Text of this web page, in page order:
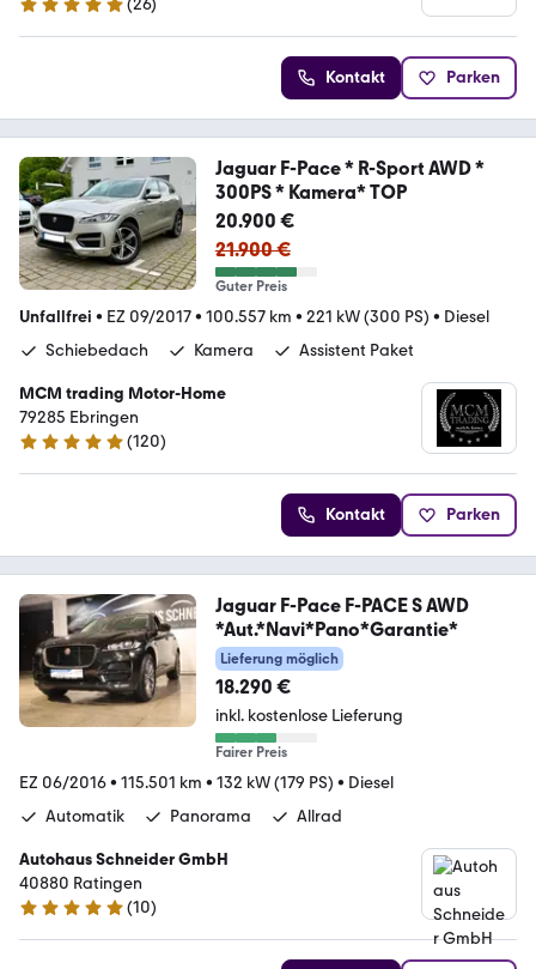
5 Sterne (26)
Kontakt Parken
Jaguar F-Pace * R-Sport AWD *
300PS * Kamera* TOP
20.900 €
21.900 €
Guter Preis
Unfallfrei • EZ 09/2017• 100.557 km • 221 kW (300 PS) • Diesel
Schiebedach
Kamera Assistent Paket
MCM trading Motor-Home
79285 Ebringen
4.9 Sterne
(120)
Kontakt Parken
Jaguar F-Pace F-PACE S AWD
*Aut.*Navi*Pano*Garantie*
Lieferung möglich
18.290 €
inkl. kostenlose Lieferung
Fairer Preis
EZ 06/2016• 115.501 km • 132 kW (179 PS) • Diesel
Automatik
Panorama Allrad
Autohaus Schneider GmbH
40880 Ratingen
5 Sterne
(10)